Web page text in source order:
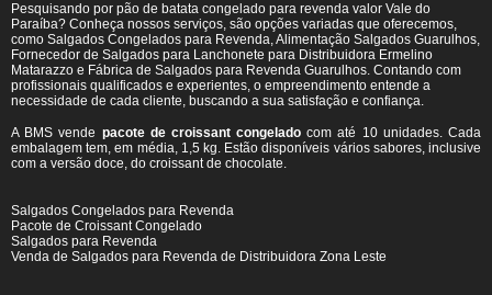
Pesquisando por pão de batata congelado para revenda valor Vale do
Paraíba? Conheça nossos serviços, são opções variadas que oferecemos,
como Salgados Congelados para Revenda, Alimentação Salgados Guarulhos,
Fornecedor de Salgados para Lanchonete para Distribuidora Ermelino
Matarazzo e Fábrica de Salgados para Revenda Guarulhos. Contando com
profissionais qualificados e experientes, o empreendimento entende a
necessidade de cada cliente, buscando a sua satisfação e confiança.
A BMS vende pacote de croissant congelado com até 10 unidades. Cada
embalagem tem, em média, 1,5 kg. Estão disponíveis vários sabores, inclusive
com a versão doce, do croissant de chocolate.
Salgados Congelados para Revenda
Pacote de Croissant Congelado
Salgados para Revenda
Venda de Salgados para Revenda de Distribuidora Zona Leste